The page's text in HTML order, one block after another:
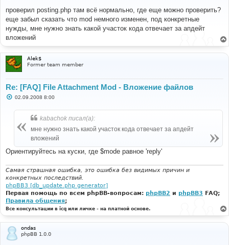
о
б
щ
е
н
и
проверил posting.php там всё нормально, где еще можно проверить?
еще забыл сказать что mod немного изменен, под конкретные
нужды, мне нужно знать какой участок кода отвечает за апдейт
вложений
Alek$
Former team member
Re: [FAQ] File Attachment Mod - Вложение файлов
С
е
02.09.2008 8:00
kabachok писал(а):
мне нужно знать какой участок кода отвечает за апдейт
вложений
Ориентируйтесь на куски, где $mode равное 'reply'
Самая страшная ошибка, это ошибка без видимых причин и
конкретных последствий.
phpBB3 [db_update.php generator]
Первая помощь по всем phpBB-вопросам: phpBB2 и phpBB3 FAQ;
Правила общения;
Все консультации в icq или личке - на платной основе.
ondas
phpBB 1.0.0